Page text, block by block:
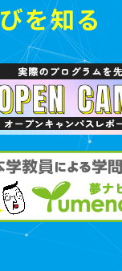
びを知る